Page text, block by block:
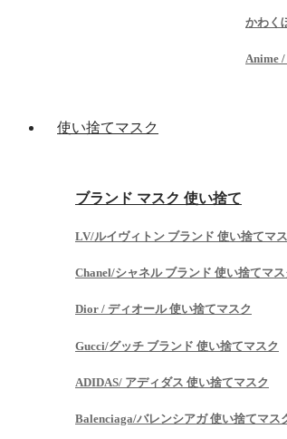
かわく
Anime
使い捨てマスク
ブランド マスク 使い捨て
LV/ルイヴィトン ブランド 使い捨てマ
Chanel/シャネル ブランド 使い捨てマス
Dior / ディオール 使い捨てマスク
Gucci/グッチ ブランド 使い捨てマスク
ADIDAS/ アディダス 使い捨てマスク
Balenciaga/バレンシアガ 使い捨てマス